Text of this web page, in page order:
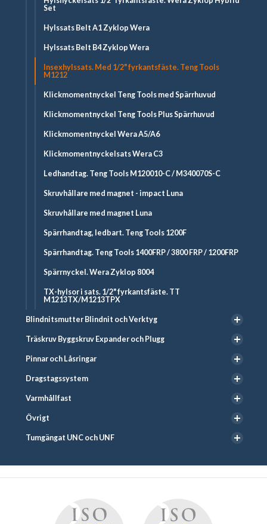
Set
Hylssats Belt A1 Zyklop Wera
Hylssats Belt B4 Zyklop Wera
Insexhylssats. Med 1/2" fyrkantsfäste. Teng Tools
M1212
Klickmomentnyckel Teng Tools med Spärrhuvud
Klickmomentnyckel Teng Tools Plus Spärrhuvud
Klickmomentnyckel Wera A5/A6
Klickmomentnyckelsats Wera C3
Ledhandtag. Teng Tools M120010-C / M340070S-C
Skruvhållare med magnet - impact Luna
Skruvhållare med magnet Luna
Spärrhandtag, ledbart. Teng Tools 1200F
Spärrhandtag. Teng Tools 1400FRP / 3800 FRP / 1200FRP
Spärrnyckel. Wera Zyklop 8004
TX-hylsor i sats. 1/2" fyrkantsfäste. TT
M1213TX/M1213TPX
Blindnitsmutter Blindnit och Verktyg
Träskruv Byggskruv Expander och Plugg
Pinnar och Låsringar
Dragstagssystem
Varmhållfast
Övrigt
Tumgängat UNC och UNF